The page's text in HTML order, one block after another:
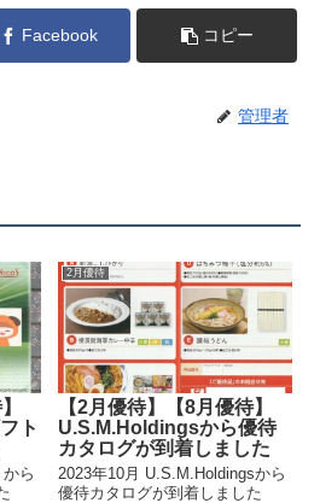
Facebook コピー
管理者
ト
ら
2月優待
【2月優待】【8月優待】
U.S.M.Holdingsから優待
カタログが到着しました
2023年10月 U.S.M.Holdingsから
優待カタログが到着しました